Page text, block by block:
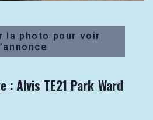
la photo pour voir
l’annonce
: Alvis TE21 Park Ward